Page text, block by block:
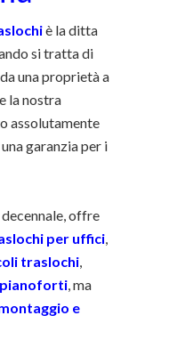
è la ditta
si tratta di
una proprietà a
la nostra
assolutamente
garanzia per i
decennale, offre
per uffici,
traslochi,
, ma
e